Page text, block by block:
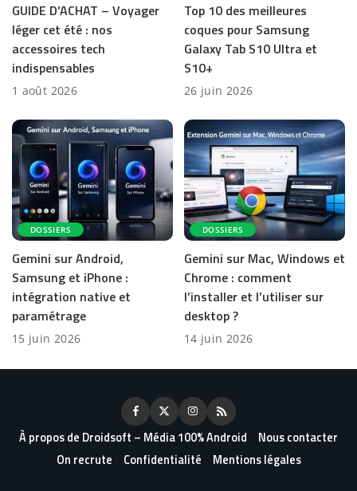
GUIDE D’ACHAT – Voyager
léger cet été : nos
accessoires tech
indispensables
1 août 2026
Top 10 des meilleures
coques pour Samsung
Galaxy Tab S10 Ultra et
S10+
26 juin 2026
DOSSIERS
Gemini sur Android,
Samsung et iPhone :
intégration native et
paramétrage
15 juin 2026
DOSSIERS
Gemini sur Mac, Windows et
Chrome : comment
l’installer et l’utiliser sur
desktop ?
14 juin 2026
À propos de Droidsoft – Média 100% Android
Nous contacter
On recrute
Confidentialité Mentions légales